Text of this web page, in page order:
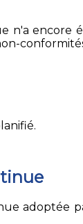
n'a
adoptée